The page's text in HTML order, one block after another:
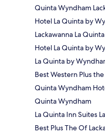
Quinta Wyndham
Hotel La Quinta by
Lackawanna La
Hotel La Quinta by
La Quinta by
Best Western Plus
Quinta Wyndham
Quinta Wyndham
La Quinta Inn Suites
Best Plus The Of